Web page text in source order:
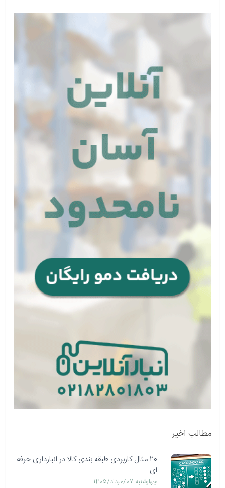
مطالب اخیر
20 مثال کاربردی طبقه بندی کالا در انبارداری حرفه
ای
چهارشنبه 07/مرداد/1405